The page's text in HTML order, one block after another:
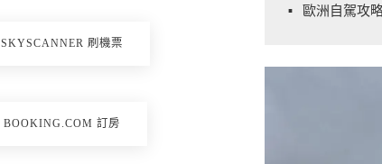
▪️ 歐洲自駕攻
SKYSCANNER 刷機票
BOOKING.COM 訂房